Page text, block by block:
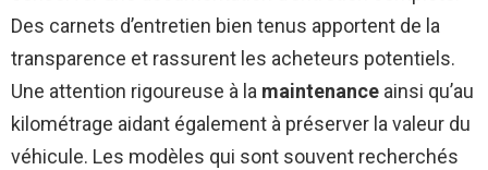
Des carnets d’entretien bien tenus apportent de la
transparence et rassurent les acheteurs potentiels.
Une attention rigoureuse à la maintenance ainsi qu’au
kilométrage aidant également à préserver la valeur du
véhicule. Les modèles qui sont souvent recherchés